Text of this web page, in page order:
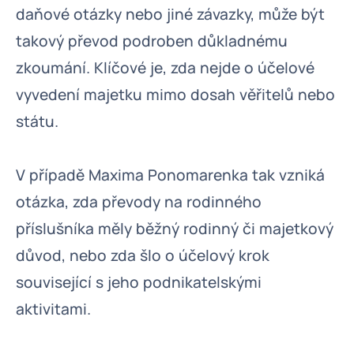
daňové otázky nebo jiné závazky, může být
takový převod podroben důkladnému
zkoumání. Klíčové je, zda nejde o účelové
vyvedení majetku mimo dosah věřitelů nebo
státu.
V případě Maxima Ponomarenka tak vzniká
otázka, zda převody na rodinného
příslušníka měly běžný rodinný či majetkový
důvod, nebo zda šlo o účelový krok
související s jeho podnikatelskými
aktivitami.